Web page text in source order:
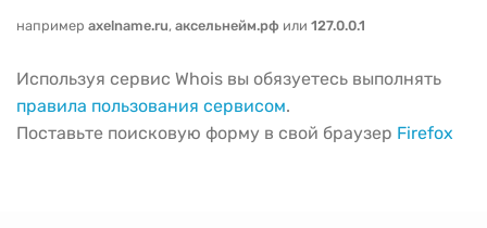
например axelname.ru, аксельнейм.рф или 127.0.0.1
Используя сервис Whois вы обязуетесь выполнять
правила пользования сервисом.
Поставьте поисковую форму в свой браузер Firefox